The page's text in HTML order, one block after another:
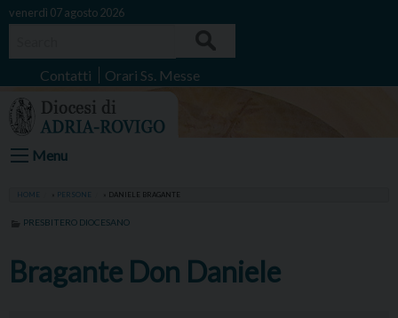
Skip
venerdì 07 agosto 2026
Contatti Orari Ss. Messe
Menu
HOME PERSONE DANIELE BRAGANTE
PRESBITERO DIOCESANO
Bragante Don Daniele